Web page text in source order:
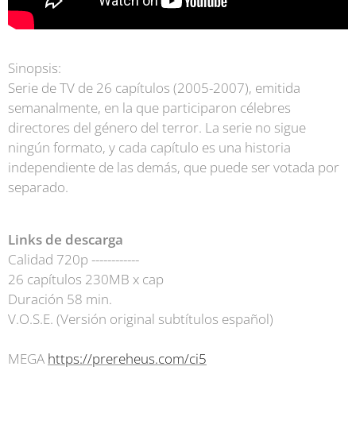
Sinopsis:
Serie de TV de 26 capítulos (2005-2007), emitida
semanalmente, en la que participaron célebres
directores del género del terror. La serie no sigue
ningún formato, y cada capítulo es una historia
independiente de las demás, que puede ser votada por
separado.
Links de descarga
Calidad 720p ------------
26 capítulos 230MB x cap
Duración 58 min.
V.O.S.E. (Versión original subtítulos español)
MEGA https://prereheus.com/ci5